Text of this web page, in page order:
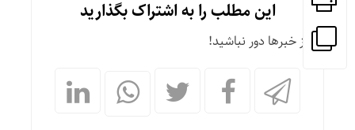
این مطلب را به اشتراک بگذارید
از خبرها دور نباشید!